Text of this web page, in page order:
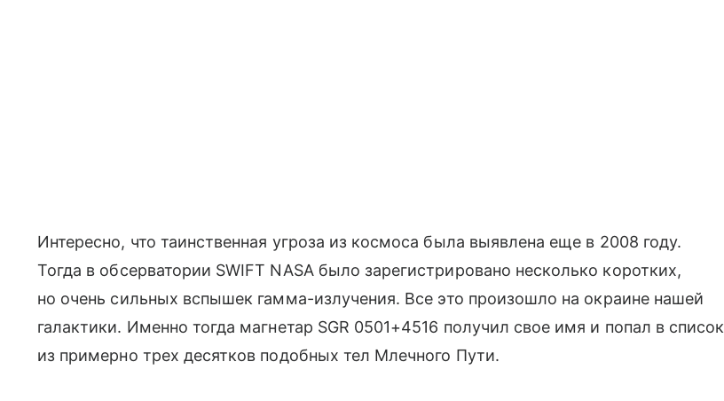
Интересно, что таинственная угроза из космоса была выявлена еще в 2008 году.
Тогда в обсерватории SWIFT NASA было зарегистрировано несколько коротких,
но очень сильных вспышек гамма-излучения. Все это произошло на окраине нашей
галактики. Именно тогда магнетар SGR 0501+4516 получил свое имя и попал в список
из примерно трех десятков подобных тел Млечного Пути.